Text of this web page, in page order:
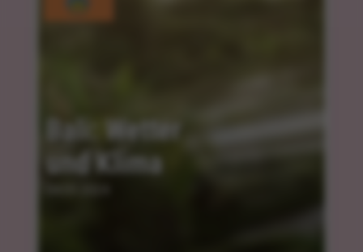
Bali: Wetter
und Klima